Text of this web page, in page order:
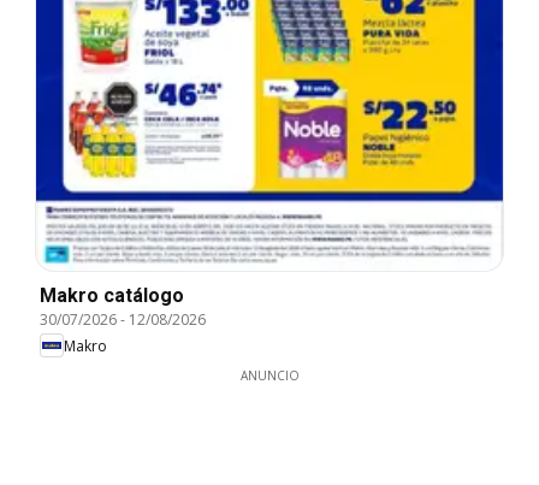
Makro catálogo
30/07/2026- 12/08/2026
Makro
ANUNCIO